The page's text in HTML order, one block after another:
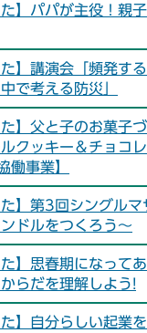
た】パパが主役！親
た】講演会「頻発す
で考える防災」
た】父と子のお菓子
クッキー＆チョコ
働事業】
た】第3回シングル
ドルをつくろう～
た】思春期になって
らだを理解しよう!
た】自分らしい起業